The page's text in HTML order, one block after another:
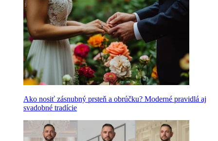
Ako nosiť zásnubný prsteň a obrúčku? Moderné pravidlá aj
svadobné tradície